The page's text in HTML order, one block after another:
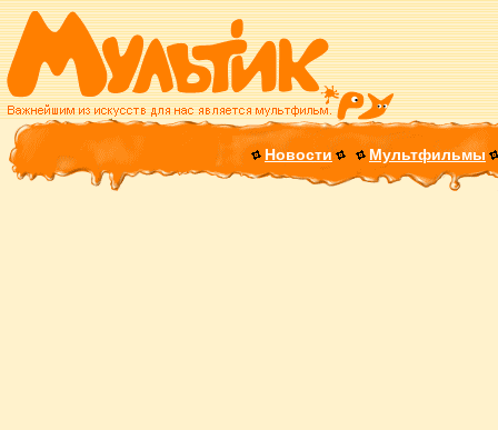
Новости Мультфильмы